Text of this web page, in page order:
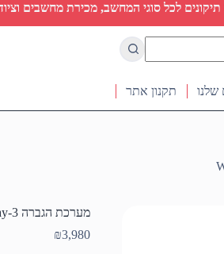
לכל סוגי המחשב, מכירת מחשבים וציוד
שלנו תקנון אתר
מערכת הגברה 3-Way
₪3,980